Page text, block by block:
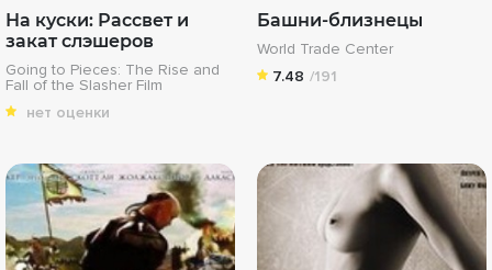
На куски: Рассвет и
закат слэшеров
Going to Pieces: The Rise and
Fall of the Slasher Film
нет оценки
Башни-близнецы
World Trade Center
7.48 /191